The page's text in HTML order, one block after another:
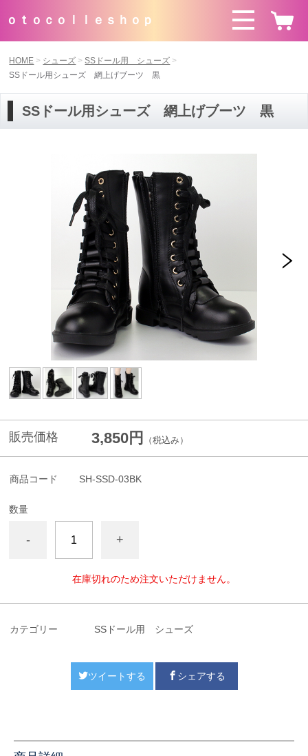
ｏｔｏｃｏｌｌｅｓｈｏｐ
HOME シューズ
SSドール用 シューズ
SSドール用シューズ 網上げブーツ 黒
SSドール用シューズ 網上げブーツ 黒
販売価格 3,850円 （税込み）
商品コード SH-SSD-03BK
数量
- +
在庫切れのため注文いただけません。
カテゴリー SSドール用 シューズ
ツイートする シェアする